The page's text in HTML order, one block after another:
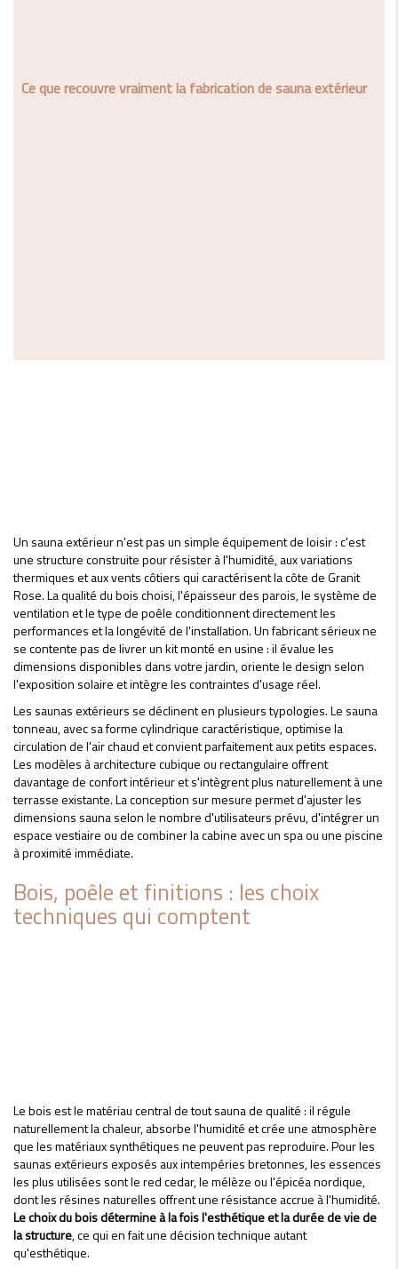
Ce que recouvre vraiment la fabrication de sauna extérieur
Un sauna extérieur n'est pas un simple équipement de loisir : c'est
une structure construite pour résister à l'humidité, aux variations
thermiques et aux vents côtiers qui caractérisent la côte de Granit
Rose. La qualité du bois choisi, l'épaisseur des parois, le système de
ventilation et le type de poêle conditionnent directement les
performances et la longévité de l'installation. Un fabricant sérieux ne
se contente pas de livrer un kit monté en usine : il évalue les
dimensions disponibles dans votre jardin, oriente le design selon
l'exposition solaire et intègre les contraintes d'usage réel.
Les saunas extérieurs se déclinent en plusieurs typologies. Le sauna
tonneau, avec sa forme cylindrique caractéristique, optimise la
circulation de l'air chaud et convient parfaitement aux petits espaces.
Les modèles à architecture cubique ou rectangulaire offrent
davantage de confort intérieur et s'intègrent plus naturellement à une
terrasse existante. La conception sur mesure permet d'ajuster les
dimensions sauna selon le nombre d'utilisateurs prévu, d'intégrer un
espace vestiaire ou de combiner la cabine avec un spa ou une piscine
à proximité immédiate.
Bois, poêle et finitions : les choix
techniques qui comptent
Le bois est le matériau central de tout sauna de qualité : il régule
naturellement la chaleur, absorbe l'humidité et crée une atmosphère
que les matériaux synthétiques ne peuvent pas reproduire. Pour les
saunas extérieurs exposés aux intempéries bretonnes, les essences
les plus utilisées sont le red cedar, le mélèze ou l'épicéa nordique,
dont les résines naturelles offrent une résistance accrue à l'humidité.
Le choix du bois détermine à la fois l'esthétique et la durée de vie de
la structure, ce qui en fait une décision technique autant
qu'esthétique.